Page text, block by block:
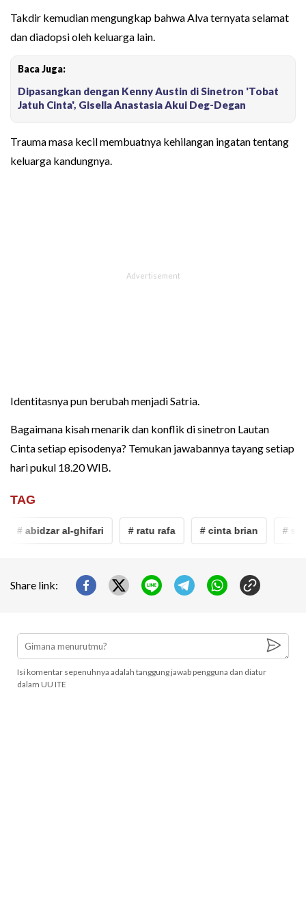
Takdir kemudian mengungkap bahwa Alva ternyata selamat
dan diadopsi oleh keluarga lain.
Baca Juga:
Dipasangkan dengan Kenny Austin di Sinetron 'Tobat
Jatuh Cinta', Gisella Anastasia Akui Deg-Degan
Trauma masa kecil membuatnya kehilangan ingatan tentang
keluarga kandungnya.
Identitasnya pun berubah menjadi Satria.
Bagaimana kisah menarik dan konflik di sinetron Lautan
Cinta setiap episodenya? Temukan jawabannya tayang setiap
hari pukul 18.20 WIB.
TAG
# abidzar al-ghifari # ratu rafa # cinta brian #
Share link:
Isi komentar sepenuhnya adalah tanggung jawab pengguna dan diatur
dalam UU ITE